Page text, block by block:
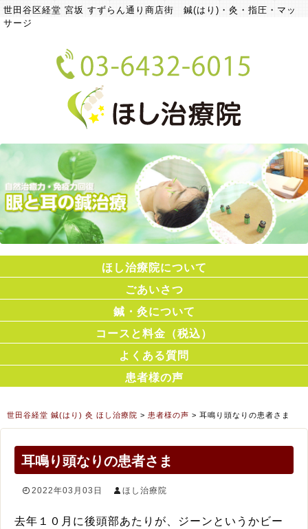
世田谷区経堂 宮坂 すずらん通り商店街 鍼(はり)・灸・指圧・マッ
サージ
ほし治療院について
ごあいさつ
鍼・灸について
コースと料金（税込）
よくある質問
患者様の声
世田谷経堂 鍼(はり) 灸 ほし治療院 > 患者様の声 > 耳鳴り頭なりの患者さま
耳鳴り頭なりの患者さま
2022年03月03日 ほし治療院
去年１０月に後頭部あたりが、ジーンというかビー